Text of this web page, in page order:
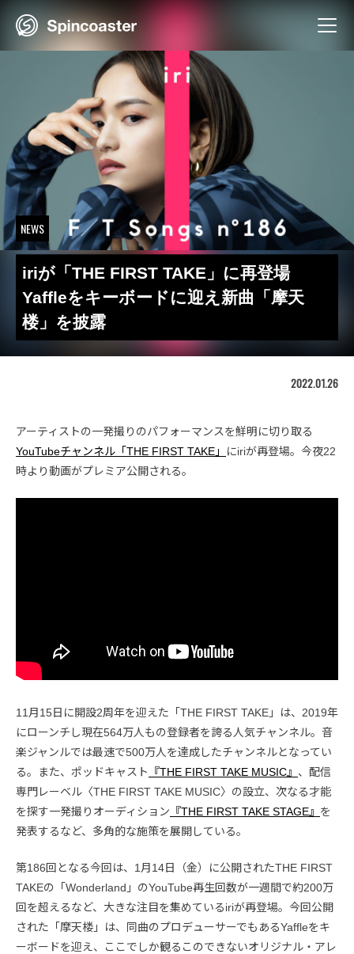
NEWS
iriが「THE FIRST TAKE」に再登場
Yaffleをキーボードに迎え新曲「摩天
楼」を披露
2022.01.26
アーティストの一発撮りのパフォーマンスを鮮明に切り取る
YouTubeチャンネル「THE FIRST TAKE」
にiriが再登場。今夜22
時より動画がプレミア公開される。
11月15日に開設2周年を迎えた「THE FIRST TAKE」は、2019年
にローンチし現在564万人もの登録者を誇る人気チャンネル。音
楽ジャンルでは最速で500万人を達成したチャンネルとなってい
る。また、ポッドキャスト
『THE FIRST TAKE MUSIC』 、配信
専門レーベル〈THE FIRST TAKE MUSIC〉の設立、次なる才能
を探す一発撮りオーディション 『THE FIRST TAKE STAGE』 を
発表するなど、多角的な施策を展開している。
第186回となる今回は、1月14日（金）に公開されたTHE FIRST
TAKEの「Wonderland」のYouTube再生回数が一週間で約200万
回を超えるなど、大きな注目を集めているiriが再登場。今回公開
された「摩天楼」は、同曲のプロデューサーでもあるYaffleをキ
ーボードを迎え、ここでしか観るこのできないオリジナル・アレ